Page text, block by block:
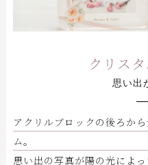
クリス
思い出
アクリルブロックの後ろか
ム。
思い出の写真が陽の光によ